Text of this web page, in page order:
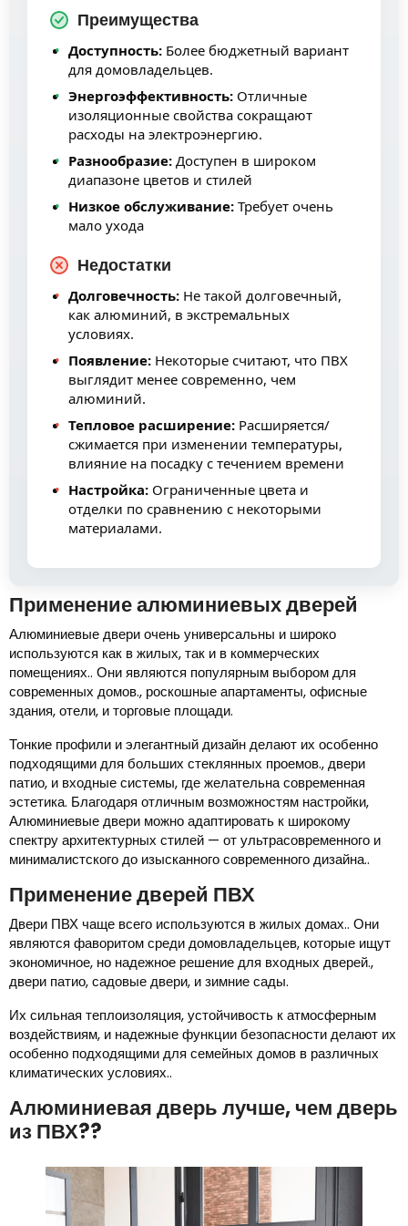
Преимущества
Доступность: Более бюджетный вариант
для домовладельцев.
Энергоэффективность: Отличные
изоляционные свойства сокращают
расходы на электроэнергию.
Разнообразие: Доступен в широком
диапазоне цветов и стилей
Низкое обслуживание: Требует очень
мало ухода
Недостатки
Долговечность: Не такой долговечный,
как алюминий, в экстремальных
условиях.
Появление: Некоторые считают, что ПВХ
выглядит менее современно, чем
алюминий.
Тепловое расширение: Расширяется/
сжимается при изменении температуры,
влияние на посадку с течением времени
Настройка: Ограниченные цвета и
отделки по сравнению с некоторыми
материалами.
Применение алюминиевых дверей
Алюминиевые двери очень универсальны и широко
используются как в жилых, так и в коммерческих
помещениях.. Они являются популярным выбором для
современных домов., роскошные апартаменты, офисные
здания, отели, и торговые площади.
Тонкие профили и элегантный дизайн делают их особенно
подходящими для больших стеклянных проемов., двери
патио, и входные системы, где желательна современная
эстетика. Благодаря отличным возможностям настройки,
Алюминиевые двери можно адаптировать к широкому
спектру архитектурных стилей — от ультрасовременного и
минималистского до изысканного современного дизайна..
Применение дверей ПВХ
Двери ПВХ чаще всего используются в жилых домах.. Они
являются фаворитом среди домовладельцев, которые ищут
экономичное, но надежное решение для входных дверей.,
двери патио, садовые двери, и зимние сады.
Их сильная теплоизоляция, устойчивость к атмосферным
воздействиям, и надежные функции безопасности делают их
особенно подходящими для семейных домов в различных
климатических условиях..
Алюминиевая дверь лучше, чем дверь
из ПВХ??